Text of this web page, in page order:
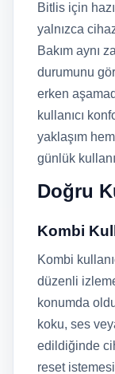
Bitlis için
yalnızca
Bakım aynı
durumunu
erken
kullanıcı
yaklaşım
günlük
Doğru
Kombi
Kombi
düzenli
konumda
koku, ses
edildiğinde
reset